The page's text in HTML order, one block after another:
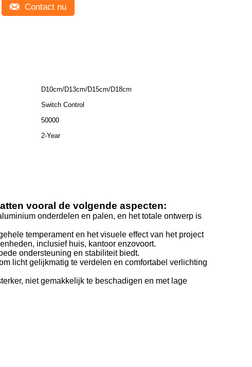
Contact nu
D10cm/D13cm/D15cm/D18cm
Switch Control
50000
2-Year
vooral de volgende aspecten:
onderdelen en palen, en het totale ontwerp is
temperament en het visuele effect van het project
inclusief huis, kantoor enzovoort.
ondersteuning en stabiliteit biedt.
licht gelijkmatig te verdelen en comfortabel verlichting
niet gemakkelijk te beschadigen en met lage